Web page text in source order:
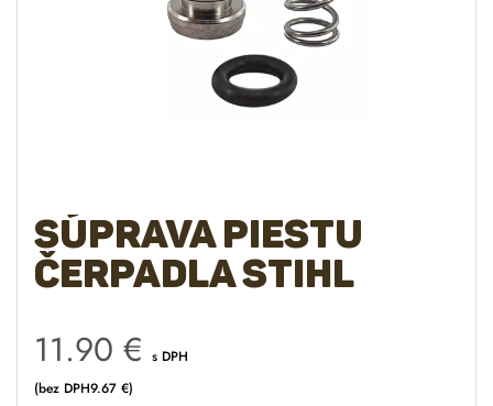
Súprava piestu
čerpadla STIHL
11.90 € s DPH
(bez DPH9.67 €)